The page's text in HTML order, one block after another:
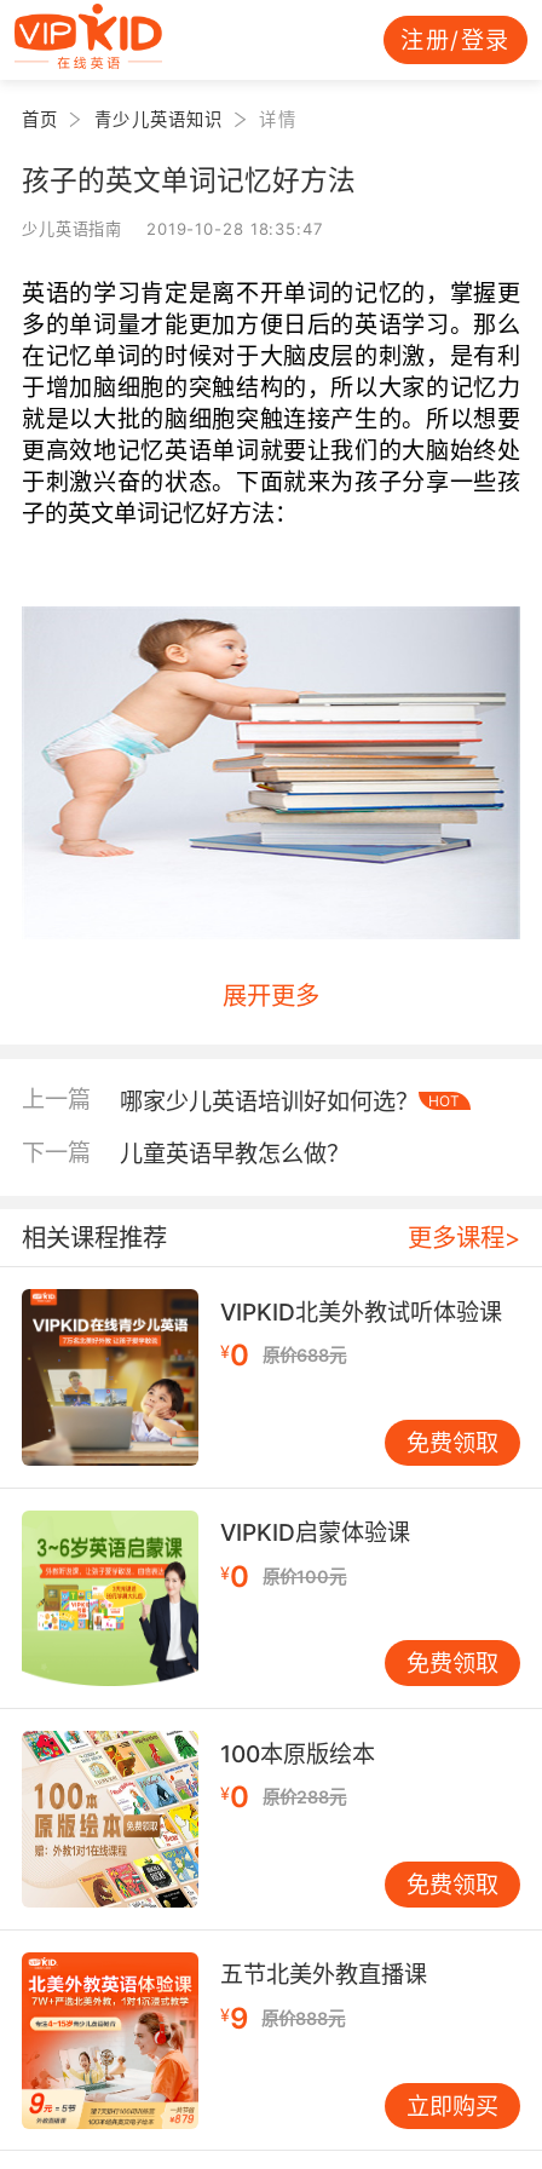
注册/登录
首页 青少儿英语知识 详情
孩子的英文单词记忆好方法
少儿英语指南 2019-10-28 18:35:47
英语的学习肯定是离不开单词的记忆的，掌握更
多的单词量才能更加方便日后的英语学习。那么
在记忆单词的时候对于大脑皮层的刺激，是有利
于增加脑细胞的突触结构的，所以大家的记忆力
就是以大批的脑细胞突触连接产生的。所以想要
更高效地记忆英语单词就要让我们的大脑始终处
于刺激兴奋的状态。下面就来为孩子分享一些孩
子的英文单词记忆好方法：
若是掌握了正确的拼法和读音之间的关系的话，
那么就可以根据单词的读音正确拼写出单词来。
就像是大家都知道元音字母“o”在重读开音节的时
本）”这些单词就很容易记住了。
再比如另外一条发音规则就是在“o”之后若是+字
母m、n、v或者是th时，这时候的字母“o”是可以
读作[Λ]的。那么掌握了这条发音规则之后，大家
就不会将“mother（妈妈/母亲）、some（一
done（完成）”这些单词中的“o”记忆成“u”了。
孩子的英文单词记忆好方法之谐音法
谐音法记忆单词的原理是这样的，依据英语单词
和读音在汉语中寻找类似的发音来记忆，这些谐
音要与中文中某些人、事或物所表达的意思联系
到一起，从而使得学习者可以产生联想从而产生
对事物的好奇。
实践证明对于刚开始学习英语，尚未掌握外语结
单词是比较有效的。但是在使用谐音记忆法的时
候，只能将此当做是记忆单词的一种联想手段以
便加深记忆，不能将其作为模仿发展的依据，大
家也必须要按照标准的发音来读记。
展开更多
上一篇 哪家少儿英语培训好如何选？ HOT
下一篇 儿童英语早教怎么做？
相关课程推荐 更多课程>
VIPKID北美外教试听体验课
¥0 原价688元
免费领取
VIPKID启蒙体验课
¥0 原价100元
免费领取
100本原版绘本
¥0 原价288元
免费领取
五节北美外教直播课
¥9 原价888元
立即购买